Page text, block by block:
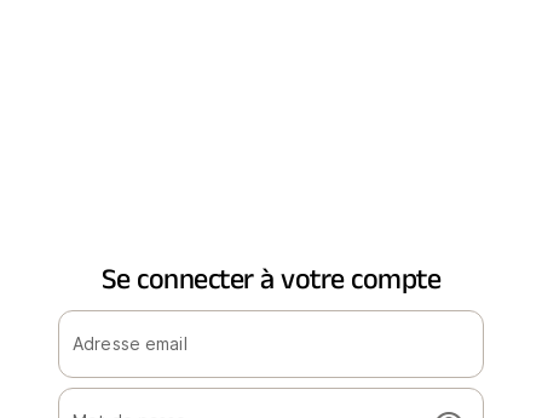
Se connecter à votre compte